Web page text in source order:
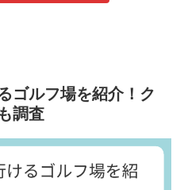
ゴルフ場を紹介！ク
調査